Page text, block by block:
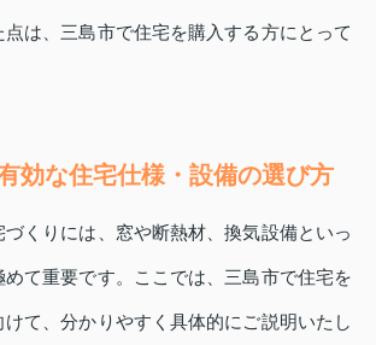
点は、三島市で住宅を購入する方にとって
効な住宅仕様・設備の選び方
くりには、窓や断熱材、換気設備といっ
て重要です。ここでは、三島市で住宅を
て、分かりやすく具体的にご説明いたし